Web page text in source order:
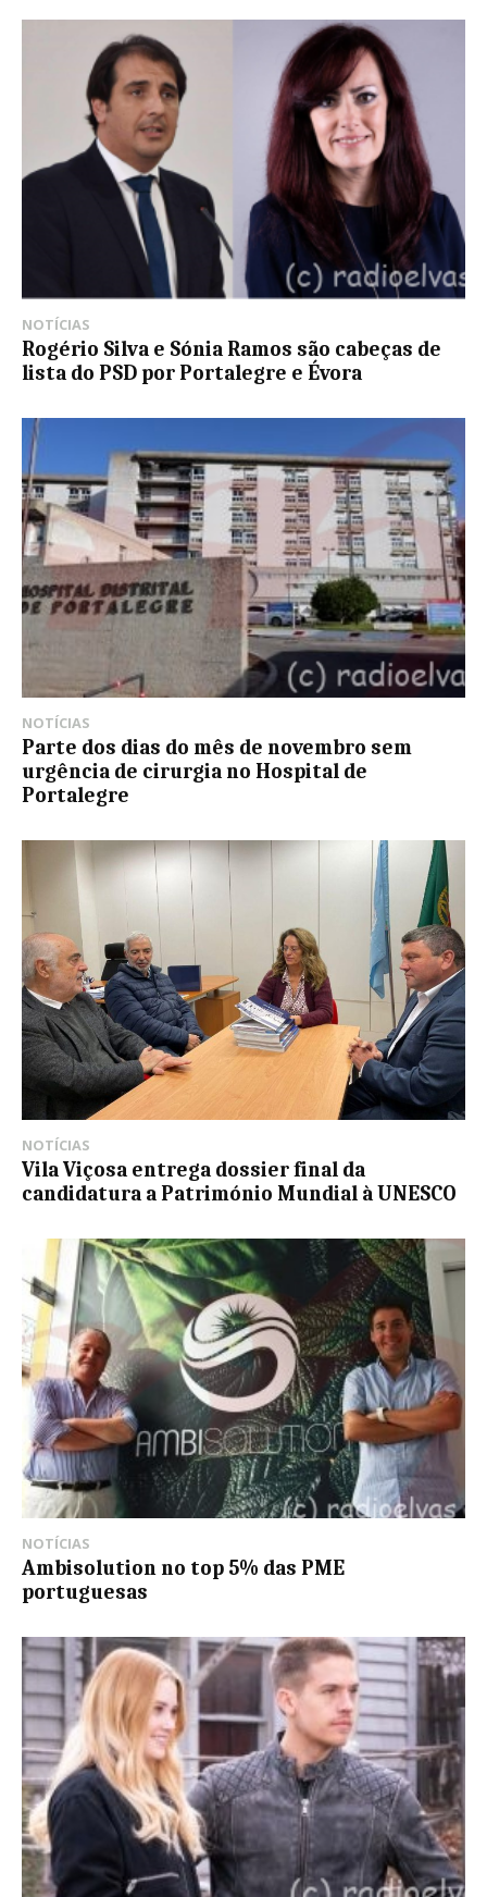
NOTÍCIAS
Rogério Silva e Sónia Ramos são cabeças de
lista do PSD por Portalegre e Évora
NOTÍCIAS
Parte dos dias do mês de novembro sem
urgência de cirurgia no Hospital de
Portalegre
NOTÍCIAS
Vila Viçosa entrega dossier final da
candidatura a Património Mundial à UNESCO
NOTÍCIAS
Ambisolution no top 5% das PME
portuguesas